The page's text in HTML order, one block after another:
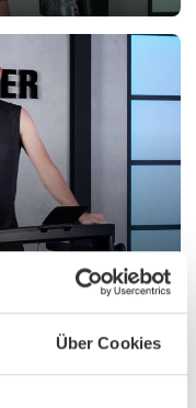
Über Cookies
DE